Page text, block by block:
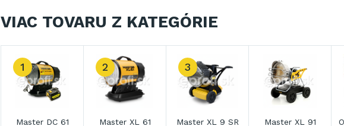
VIAC TOVARU Z KATEGÓRIE
1
Master DC 61
2
Master XL 61
3
Master XL 9 SR Master XL 91